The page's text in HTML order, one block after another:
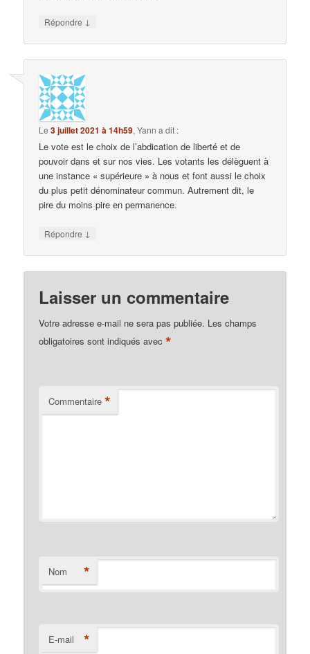
Répondre ↓
Le3 juillet 2021 à 14h59,Yann a dit :
Le vote est le choix de l’abdication de liberté et de
pouvoir dans et sur nos vies. Les votants les délèguent à
une instance « supérieure » à nous et font aussi le choix
du plus petit dénominateur commun. Autrement dit, le
pire du moins pire en permanence.
Répondre ↓
Laisser un commentaire
Votre adresse e-mail ne sera pas publiée. Les champs
obligatoires sont indiqués avec*
Commentaire *
Nom *
E-mail *